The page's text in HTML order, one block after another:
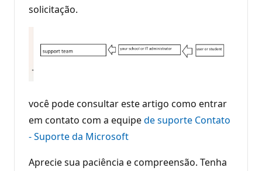
solicitação.
você pode consultar este artigo como entrar
em contato com a equipede suporte Contato
- Suporte da Microsoft
Aprecie sua paciência e compreensão. Tenha